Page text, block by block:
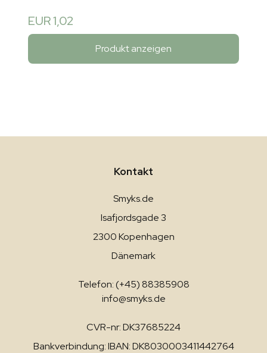
EUR 1,02
Produkt anzeigen
Kontakt
Smyks.de
Isafjordsgade 3
2300 Kopenhagen
Dänemark
Telefon: (+45) 88385908
info@smyks.de
CVR-nr: DK37685224
Bankverbindung: IBAN: DK8030003411442764